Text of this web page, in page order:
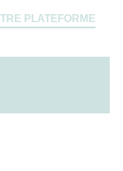
PLATEFORME